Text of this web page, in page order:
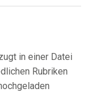
in einer Datei
Rubriken